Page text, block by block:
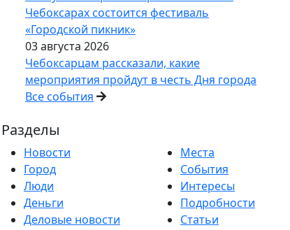
Чебоксарах состоится фестиваль
«Городской пикник»
03 августа 2026
Чебоксарцам рассказали, какие
мероприятия пройдут в честь Дня города
Все события
Разделы
Новости
Город
Люди
Деньги
Деловые новости
Места
События
Интересы
Подробности
Статьи